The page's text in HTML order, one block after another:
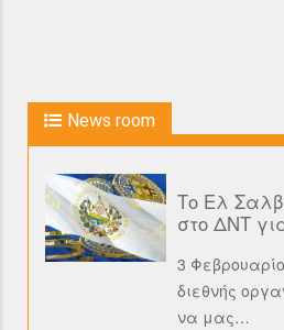
News room
Το Ελ
στο ΔΝΤ
3
διεθνής
να μας…